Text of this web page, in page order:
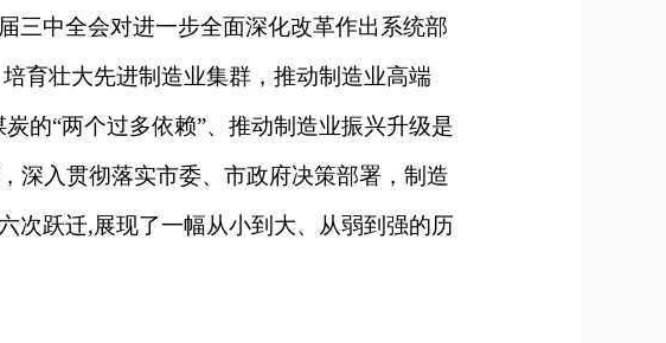
三中全会对进一步全面深化改革作出系统部
育壮大先进制造业集群，推动制造业高端
的“两个过多依赖”、推动制造业振兴升级是
深入贯彻落实市委、市政府决策部署，制造
次跃迁,展现了一幅从小到大、从弱到强的历